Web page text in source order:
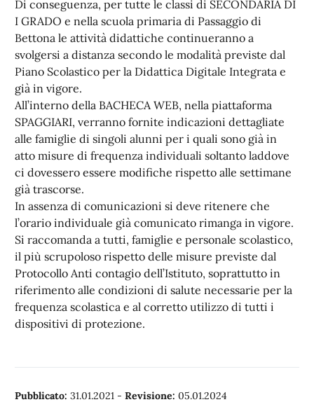
Di conseguenza, per tutte le classi di SECONDARIA DI
I GRADO e nella scuola primaria di Passaggio di
Bettona le attività didattiche continueranno a
svolgersi a distanza secondo le modalità previste dal
Piano Scolastico per la Didattica Digitale Integrata e
già in vigore.
All’interno della BACHECA WEB, nella piattaforma
SPAGGIARI, verranno fornite indicazioni dettagliate
alle famiglie di singoli alunni per i quali sono già in
atto misure di frequenza individuali soltanto laddove
ci dovessero essere modifiche rispetto alle settimane
già trascorse.
In assenza di comunicazioni si deve ritenere che
l’orario individuale già comunicato rimanga in vigore.
Si raccomanda a tutti, famiglie e personale scolastico,
il più scrupoloso rispetto delle misure previste dal
Protocollo Anti contagio dell’Istituto, soprattutto in
riferimento alle condizioni di salute necessarie per la
frequenza scolastica e al corretto utilizzo di tutti i
dispositivi di protezione.
Pubblicato: 31.01.2021 - Revisione: 05.01.2024